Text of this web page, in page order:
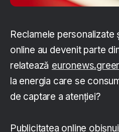
Reclamele personalizate
online au devenit parte
relatează
la energia care se
de captare a atenției?
Publicitatea online